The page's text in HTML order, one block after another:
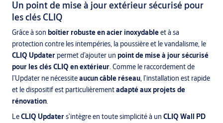
Un point de mise à jour extérieur sécurisé pour
les clés CLIQ
Grâce à son boîtier robuste en acier inoxydableet à sa
protection contre les intempéries, la poussière et le vandalisme, le
CLIQ Updater permet d’ajouter un point de mise à jour sécurisé
pour les clés CLIQ en extérieur. Comme le raccordement de
l’Updater ne nécessiteaucun câble réseau, l’installation est rapide
et le dispositif est particulièrementadapté aux projets de
rénovation.
LeCLIQ Updaters’intègre en toute simplicité à un CLIQ Wall PD